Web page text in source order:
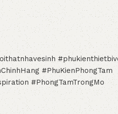
#PhuKienPhongTam
#PhongTamTrongMo